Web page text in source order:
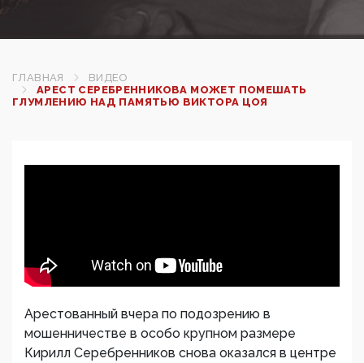
ГЛАВНАЯ
ВИДЕО
АРЕСТ СЕРЕБРЕННИКОВА МОЖЕТ ПОМЕШАТЬ
ГЛУМЛЕНИЮ НАД ПАМЯТЬЮ ВИКТОРА ЦОЯ
Арестованный вчера по подозрению в
мошенничестве в особо крупном размере
Кирилл Серебренников снова оказался в центре